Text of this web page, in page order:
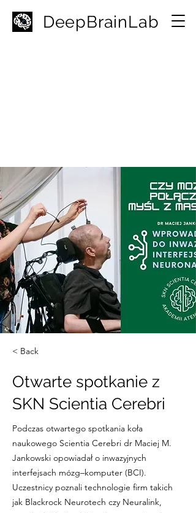
DeepBrainLab
< Back
Otwarte spotkanie z
SKN Scientia Cerebri
Podczas otwartego spotkania koła
naukowego Scientia Cerebri dr Maciej M.
Jankowski opowiadał o inwazyjnych
interfejsach mózg–komputer (BCI).
Uczestnicy poznali technologie firm takich
jak Blackrock Neurotech czy Neuralink,